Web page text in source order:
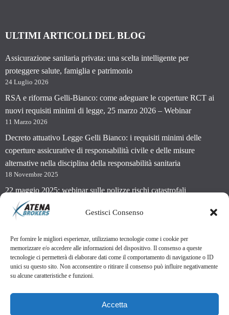
Gestisci Consenso
Per fornire le migliori esperienze, utilizziamo tecnologie come i cookie per
memorizzare e/o accedere alle informazioni del dispositivo. Il consenso a queste
tecnologie ci permetterà di elaborare dati come il comportamento di navigazione o ID
unici su questo sito. Non acconsentire o ritirare il consenso può influire negativamente
su alcune caratteristiche e funzioni.
Accetta
ULTIMI ARTICOLI DEL BLOG
Assicurazione sanitaria privata: una scelta intelligente per
proteggere salute, famiglia e patrimonio
24 Luglio 2026
RSA e riforma Gelli-Bianco: come adeguare le coperture RCT ai
nuovi requisiti minimi di legge, 25 marzo 2026 – Webinar
11 Marzo 2026
Decreto attuativo Legge Gelli Bianco: i requisiti minimi delle
coperture assicurative di responsabilità civile e delle misure
alternative nella disciplina della responsabilità sanitaria
18 Novembre 2025
22 maggio 2025: webinar sulle polizze rischi catastrofali
29 Maggio 2025
Atena Brokers Srl - Via Morazzone, 21 - 22100 Como (CO)
iscrizione RUI: 15/03/2010 | Capitale sociale i.v.: 20.000 € | PEC:
atenabrokers@comopec.it